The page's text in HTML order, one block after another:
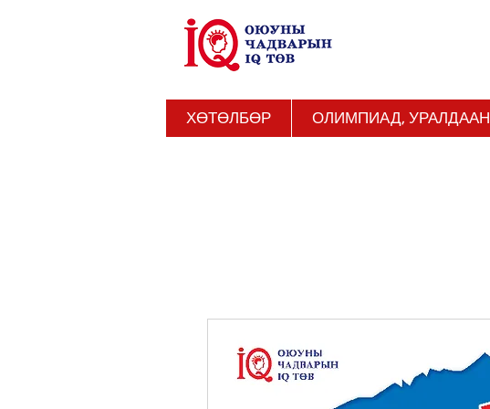
ХӨТӨЛБӨР ОЛИМПИАД, УРАЛДААН